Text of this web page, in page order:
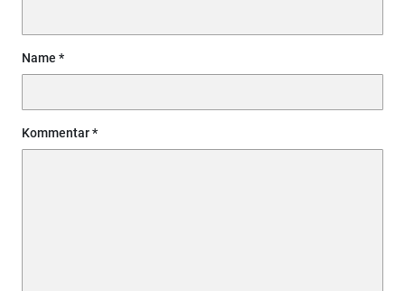
Name
Kommentar